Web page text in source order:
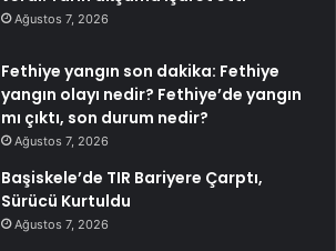
Ağustos 7, 2026
Fethiye yangın son dakika: Fethiye
yangın olayı nedir? Fethiye’de yangın
mı çıktı, son durum nedir?
Ağustos 7, 2026
Başiskele’de TIR Bariyere Çarptı,
Sürücü Kurtuldu
Ağustos 7, 2026